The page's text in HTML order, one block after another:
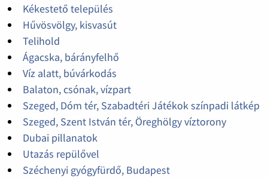
Kékestető település
Hűvösvölgy, kisvasút
Telihold
Ágacska, bárányfelhő
Víz alatt, búvárkodás
Balaton, csónak, vízpart
Szeged, Dóm tér, Szabadtéri Játékok színpadi látkép
Szeged, Szent István tér, Öreghölgy víztorony
Dubai pillanatok
Utazás repülővel
Széchenyi gyógyfürdő, Budapest